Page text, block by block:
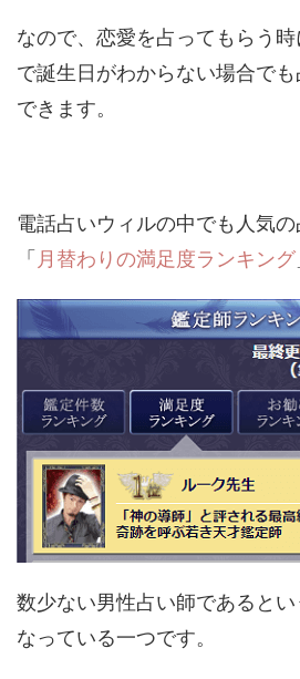
なので、恋愛を占ってもらう
で誕生日がわからない場合で
できます。
電話占いウィルの中でも人気
「 月替わりの満足度ランキング
数少ない男性占い師であると
なっている一つです。